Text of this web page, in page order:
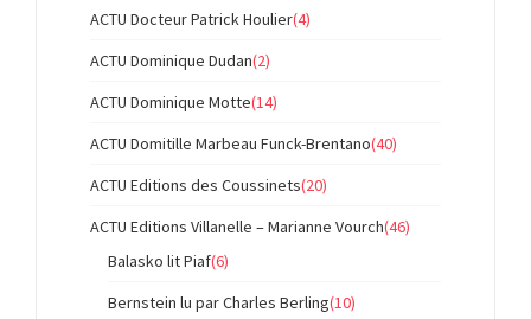
ACTU Docteur Patrick Houlier(4)
ACTU Dominique Dudan(2)
ACTU Dominique Motte(14)
ACTU Domitille Marbeau Funck-Brentano(40)
ACTU Editions des Coussinets(20)
ACTU Editions Villanelle – Marianne Vourch(46)
Balasko lit Piaf(6)
Bernstein lu par Charles Berling(10)